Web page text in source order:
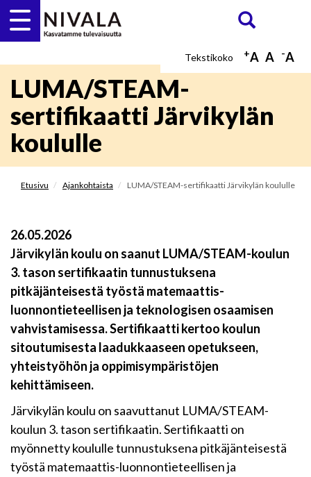
Hyppää
pääsisältöön
ETSI
-A
A
+A
LUMA/STEAM-
sertifikaatti Järvikylän
koululle
Etusivu Ajankohtaista LUMA/STEAM-sertifikaatti Järvikylän koululle
26.05.2026
Järvikylän koulu on saanut LUMA/STEAM-koulun
3. tason sertifikaatin tunnustuksena
pitkäjänteisestä työstä matemaattis-
luonnontieteellisen ja teknologisen osaamisen
vahvistamisessa. Sertifikaatti kertoo koulun
sitoutumisesta laadukkaaseen opetukseen,
yhteistyöhön ja oppimisympäristöjen
kehittämiseen.
Järvikylän koulu on saavuttanut LUMA/STEAM-
koulun 3. tason sertifikaatin. Sertifikaatti on
myönnetty koululle tunnustuksena pitkäjänteisestä
työstä matemaattis-luonnontieteellisen ja